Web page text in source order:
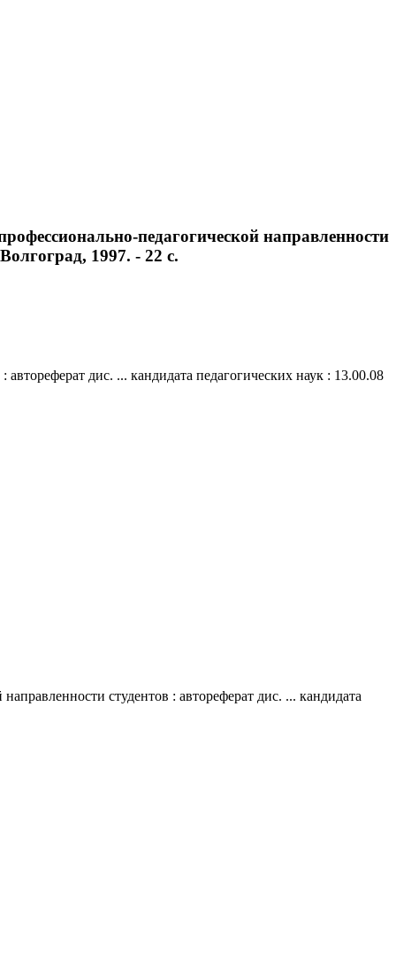
педагогической направленности
1997. - 22 с.
дис. ... кандидата педагогических наук : 13.00.08
студентов : автореферат дис. ... кандидата